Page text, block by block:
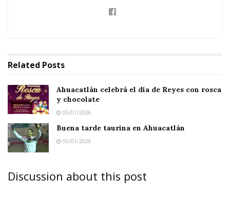
Sin embargo, este no es el caso del presidente
que exentó en todo.
Gracias a su preocupación y en coordinación
con el gobierno del estado y los mismos padres
de familia, se logró mejorar en gran medida la
infraestructura educativa.
Related Posts
Ahuacatlán celebrá el día de Reyes con rosca
y chocolate
05/01/2026
Buena tarde taurina en Ahuacatlán
05/01/2026
Discussion about this post